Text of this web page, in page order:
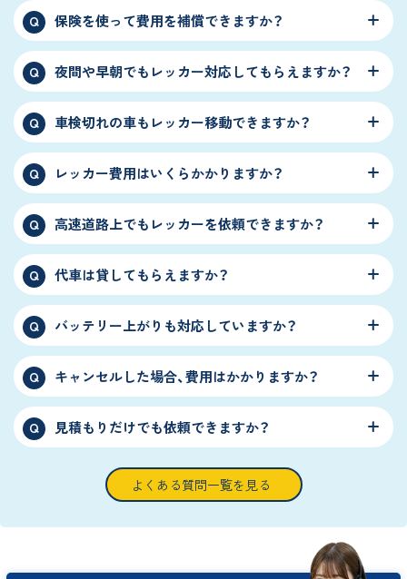
Q 保険を使って費用を補償できますか？
Q 夜間や早朝でもレッカー対応してもらえますか？
Q 車検切れの車もレッカー移動できますか？
Q レッカー費用はいくらかかりますか？
Q 高速道路上でもレッカーを依頼できますか？
Q 代車は貸してもらえますか？
Q バッテリー上がりも対応していますか？
Q キャンセルした場合、費用はかかりますか？
Q 見積もりだけでも依頼できますか？
よくある質問一覧を見る